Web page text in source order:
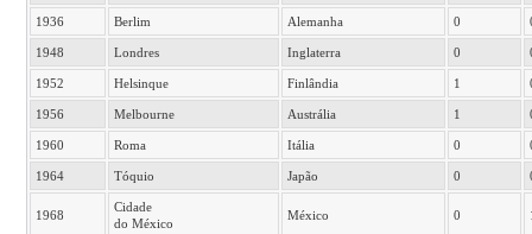
1936 Berlim Alemanha 0
1948 Londres Inglaterra 0
1952 Helsinque Finlândia 1
1956 Melbourne Austrália 1
1960 Roma Itália 0
1964 Tóquio Japão 0
1968
Cidade
do México
México 0